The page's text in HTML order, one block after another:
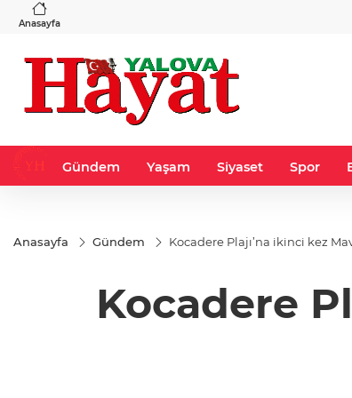
Anasayfa
%-0,22
Gündem Yaşam Siyaset Spor
Anasayfa Gündem Kocadere Plajı’na ikinci kez
Kocadere